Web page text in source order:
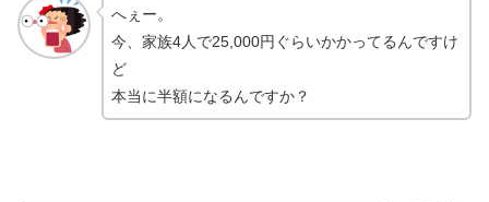
へぇー。
今、家族4人で25,000円ぐらいかかってるんですけ
ど
本当に半額になるんですか？